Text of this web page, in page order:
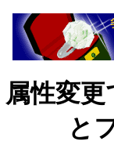
属性変
と